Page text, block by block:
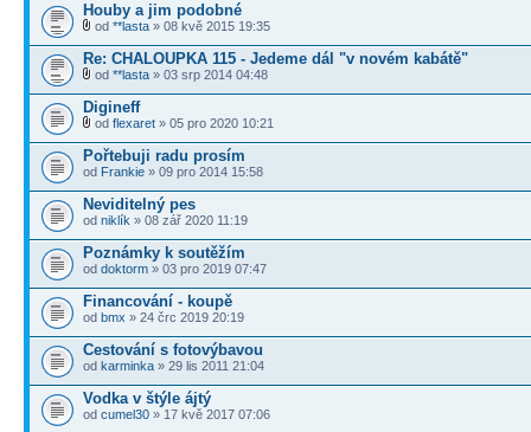
Houby a jim podobné
od **lasta » 08 kvě 2015 19:35
Re: CHALOUPKA 115 - Jedeme dál "v novém kabátě"
od **lasta » 03 srp 2014 04:48
Digineff
od flexaret » 05 pro 2020 10:21
Pořtebuji radu prosím
od Frankie » 09 pro 2014 15:58
Neviditelný pes
od niklík » 08 zář 2020 11:19
Poznámky k soutěžím
od doktorm » 03 pro 2019 07:47
Financování - koupě
od bmx » 24 črc 2019 20:19
Cestování s fotovýbavou
od karminka » 29 lis 2011 21:04
Vodka v štýle ájtý
od cumel30 » 17 kvě 2017 07:06